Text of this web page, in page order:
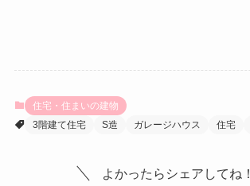
住宅・住まいの建物
3階建て住宅
S造 ガレージハウス 住宅
よかったらシェアしてね！